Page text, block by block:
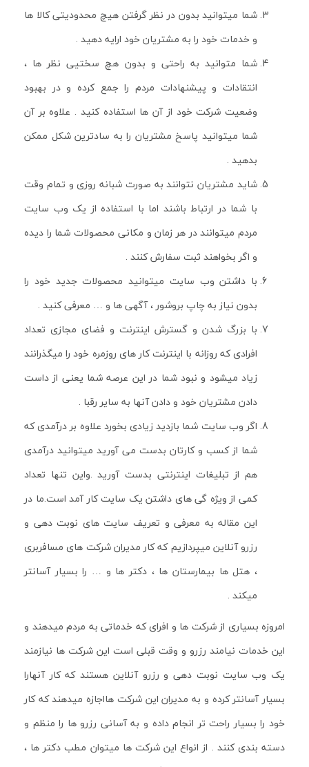
شما میتوانید بدون در نظر گرفتن هیچ محدودیتی کالا ها
و خدمات خود را به مشتریان خود ارایه دهید .
شما متوانید به راحتی و بدون هچ سختیی نظر ها ،
انتقادات و پیشنهادات مردم را جمع کرده و در بهبود
وضعیت شرکت خود از آن ها استفاده کنید . علاوه بر آن
شما میتوانید پاسخ مشتریان را به سادترین شکل ممکن
بدهید .
شاید مشتریان نتوانند به صورت شبانه روزی و تمام وقت
با شما در ارتباط باشند اما با استفاده از یک وب سایت
مردم میتوانند در هر زمان و مکانی محصولات شما را دیده
و اگر بخواهند ثبت سفارش کنند .
با داشتن وب سایت میتوانید محصولات جدید خود را
بدون نیاز به چاپ بروشور ، آگهی ها و … معرفی کنید .
با بزرگ شدن و گسترش اینترنت و فضای مجازی تعداد
افرادی که روزانه با اینترنت کار های روزمره خود را میگذرانند
زیاد میشود و نبود شما در این عرصه شما یعنی از داست
دادن مشتریان خود و دادن آنها به سایر رقبا .
اگر وب سایت شما بازدید زیادی بخورد علاوه بر درآمدی که
شما از کسب و کارتان بدست می آورید میتوانید درآمدی
هم از تبلیغات اینترنتی بدست آورید .واین تنها تعداد
کمی از ویژه گی های داشتن یک سایت کار آمد است.ما در
این مقاله به معرفی و تعریف سایت های نوبت دهی و
رزرو آنلاین میپردازیم که کار مدیران شرکت های مسافربری
، هتل ها بیمارستان ها ، دکتر ها و … را بسیار آسانتر
میکند .
امروزه بسیاری از شرکت ها و افرای که خدماتی به مردم میدهند و
این خدمات نیامند رزرو و وقت قبلی است این شرکت ها نیازمند
یک وب سایت نوبت دهی و رزرو آنلاین هستند که کار آنهارا
بسیار آسانتر کرده و به مدیران این شرکت هااجازه میدهند که کار
خود را بسیار راحت تر انجام داده و به آسانی رزرو ها را منظم و
دسته بندی کنند . از انواع این شرکت ها میتوان مطب دکتر ها ،